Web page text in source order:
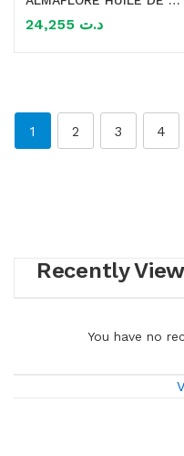
د.ت
1 2 3 4
Recently
You have no